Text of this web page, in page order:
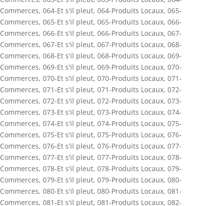
Commerces, 064-Et s'il pleut, 064-Produits Locaux, 065-
Commerces, 065-Et s'il pleut, 065-Produits Locaux, 066-
Commerces, 066-Et s'il pleut, 066-Produits Locaux, 067-
Commerces, 067-Et s'il pleut, 067-Produits Locaux, 068-
Commerces, 068-Et s'il pleut, 068-Produits Locaux, 069-
Commerces, 069-Et s'il pleut, 069-Produits Locaux, 070-
Commerces, 070-Et s'il pleut, 070-Produits Locaux, 071-
Commerces, 071-Et s'il pleut, 071-Produits Locaux, 072-
Commerces, 072-Et s'il pleut, 072-Produits Locaux, 073-
Commerces, 073-Et s'il pleut, 073-Produits Locaux, 074-
Commerces, 074-Et s'il pleut, 074-Produits Locaux, 075-
Commerces, 075-Et s'il pleut, 075-Produits Locaux, 076-
Commerces, 076-Et s'il pleut, 076-Produits Locaux, 077-
Commerces, 077-Et s'il pleut, 077-Produits Locaux, 078-
Commerces, 078-Et s'il pleut, 078-Produits Locaux, 079-
Commerces, 079-Et s'il pleut, 079-Produits Locaux, 080-
Commerces, 080-Et s'il pleut, 080-Produits Locaux, 081-
Commerces, 081-Et s'il pleut, 081-Produits Locaux, 082-